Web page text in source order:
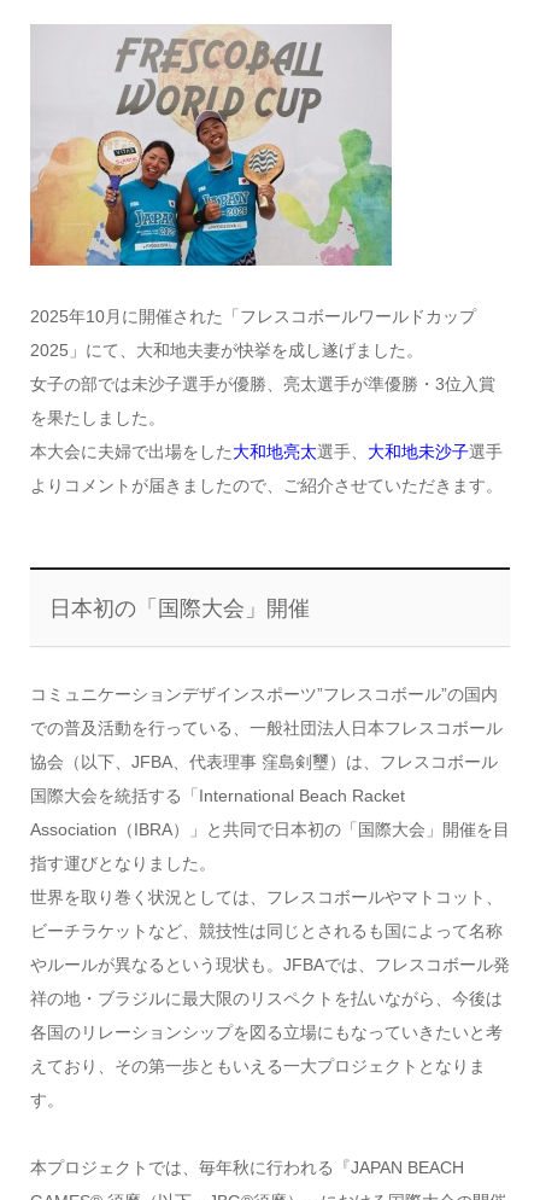
2025年10月に開催された「フレスコボールワールドカップ
2025」にて、大和地夫妻が快挙を成し遂げました。
女子の部では未沙子選手が優勝、亮太選手が準優勝・3位入賞
を果たしました。
本大会に夫婦で出場をした大和地亮太選手、 大和地未沙子選手
よりコメントが届きましたので、ご紹介させていただきます。
日本初の「国際大会」開催
コミュニケーションデザインスポーツ”フレスコボール”の国内
での普及活動を行っている、 一般社団法人日本フレスコボール
協会（以下、JFBA、代表理事 窪島剣璽）は、フレスコボール
国際大会を統括する「 International Beach Racket
Association（IBRA）」と共同で日本初の「 国際大会」開催を目
指す運びとなりました。
世界を取り巻く状況としては、フレスコボールやマトコット、
ビーチラケットなど、 競技性は同じとされるも国によって名称
やルールが異なるという現状も。JFBAでは、フレスコボール発
祥の地・ ブラジルに最大限のリスペクトを払いながら、 今後は
各国のリレーションシップを図る立場にもなっていきたいと考
えており、その第一歩ともいえる一大プロジェクトとなりま
す。
本プロジェクトでは、毎年秋に行われる『JAPAN BEACH